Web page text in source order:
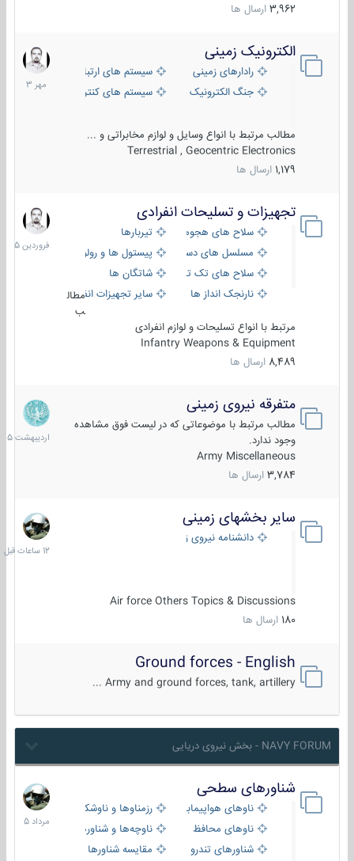
3,962 ارسال ها
الکترونیک زمینی
رادارهای زمینی
سیستم های ارتباطی و جمع آوری
جنگ الکترونیک
سیستم های کنترل آتش و تجهیزات
مطالب مرتبط با انواع وسایل و لوازم مخابراتی و ...
Terrestrial , Geocentric Electronics
1,179 ارسال ها
1
مهر
1403
تجهیزات و تسلیحات انفرادی
سلاح های هجومی
تیربارها
مسلسل های دستی
پیستول ها و رولورها
سلاح های تک تیر اندازیشاتگان ها
نارنجک انداز ها
سایر تجهیزات انفرادی
مطال
ب
مرتبط با انواع تسلیحات و لوازم انفرادی
Infantry Weapons & Equipment
8,489 ارسال ها
17
فروردین
1405
متفرقه نیروی زمینی
مطالب مرتبط با موضوعاتی که در لیست فوق مشاهده
وجود ندارد.
Army Miscellaneous
3,784 ارسال ها
27
1405
سایر بخشهای زمینی
دانشنامه نیروی زمینی
Air force Others Topics & Discussions
180 ارسال ها
12
ساعات
قبل
Ground forces - English
Army and ground forces, tank, artillery ...
NAVY FORUM - بخش نیروی دریایی
شناورهای سطحی
ناوهای هواپیمابر و بالگرد بررزمناوها و ناوشکن‌ها
ناوهای محافظ
ناوچه‌ها و شناورهای گشتی
شناورهای تندرو
مقایسه شناورها
2
مرداد
1405